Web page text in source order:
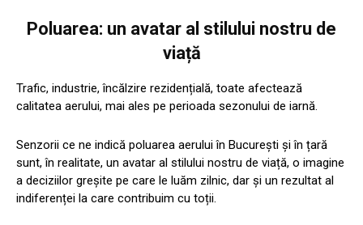
Poluarea: un avatar al stilului nostru de
viață
Trafic, industrie, încălzire rezidențială, toate afectează
calitatea aerului, mai ales pe perioada sezonului de iarnă.
Senzorii ce ne indică poluarea aerului în București și în țară
sunt, în realitate, un avatar al stilului nostru de viață, o imagine
a deciziilor greșite pe care le luăm zilnic, dar și un rezultat al
indiferenței la care contribuim cu toții.